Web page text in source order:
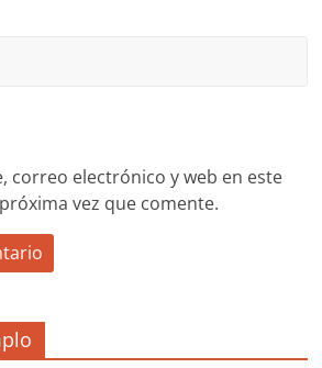
correo electrónico y web en este
vez que comente.